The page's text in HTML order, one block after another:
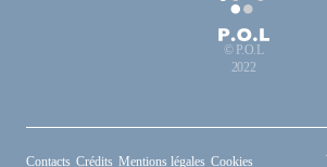
© P.O.L
2022
Contacts Crédits Mentions légales Cookies